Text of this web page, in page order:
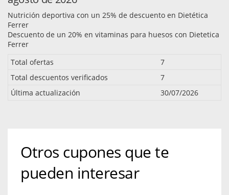
Nutrición deportiva con un 25% de descuento en Dietética
Ferrer
Descuento de un 20% en vitaminas para huesos con Dietetica
Ferrer
Total ofertas
7
Total descuentos verificados
7
Última actualización
30/07/2026
Otros cupones que te
pueden interesar